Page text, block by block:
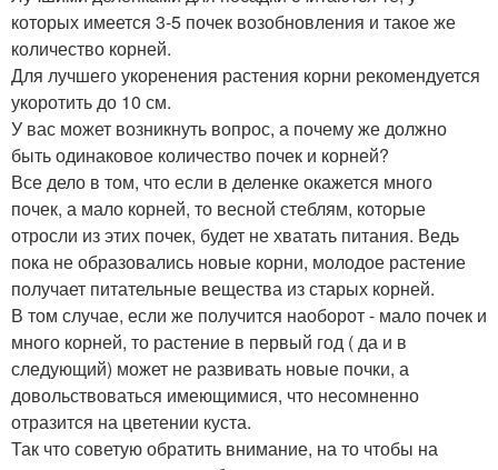
которых имеется 3-5 почек возобновления и такое же
количество корней.
Для лучшего укоренения растения корни рекомендуется
укоротить до 10 см.
У вас может возникнуть вопрос, а почему же должно
быть одинаковое количество почек и корней?
Все дело в том, что если в деленке окажется много
почек, а мало корней, то весной стеблям, которые
отросли из этих почек, будет не хватать питания. Ведь
пока не образовались новые корни, молодое растение
получает питательные вещества из старых корней.
В том случае, если же получится наоборот - мало почек и
много корней, то растение в первый год ( да и в
следующий) может не развивать новые почки, а
довольствоваться имеющимися, что несомненно
отразится на цветении куста.
Так что советую обратить внимание, на то чтобы на